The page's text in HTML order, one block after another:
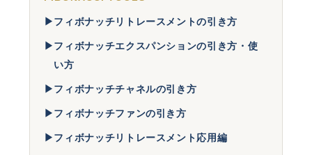
▶フィボナッチリトレースメントの引き方
▶フィボナッチエクスパンションの引き方・使
い方
▶フィボナッチチャネルの引き方
▶フィボナッチファンの引き方
▶フィボナッチリトレースメント応用編